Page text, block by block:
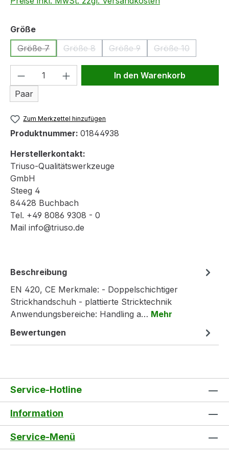
Größeauswählen
Größe 7
(Diese Option ist zurzeit nicht verfügbar.)
Größe 8
(Diese Option ist zurzeit nicht verfügbar.)
Größe 9
(Diese Option ist zurzeit nicht
Größe 10
(Diese Option
Produkt Anzahl: Gib den
Paar
In den Warenkorb
Zum Merkzettel hinzufügen
Produktnummer: 01844938
Herstellerkontakt:
Triuso-Qualitätswerkzeuge
GmbH
Steeg 4
84428 Buchbach
Tel. +49 8086 9308 - 0
Mail info@triuso.de
Beschreibung
EN 420, CE Merkmale: - Doppelschichtiger
Strickhandschuh - plattierte Stricktechnik
Anwendungsbereiche: Handling a… Mehr
Bewertungen
Service-Hotline
Information
Service-Menü